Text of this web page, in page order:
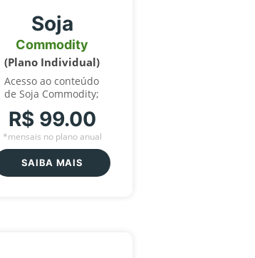
Soja
Commodity
(Plano Individual)
Acesso ao conteúdo
de Soja Commodity;
R$ 99.00
*mensais no plano anual
SAIBA MAIS